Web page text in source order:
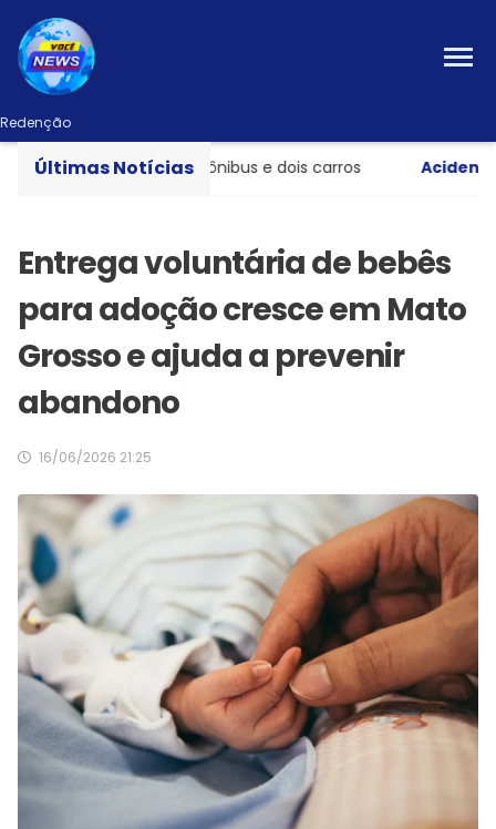
Redenção
Últimas Notícias
entre caminhão, ônibus e dois carros Acidente
Entrega voluntária de bebês
para adoção cresce em Mato
Grosso e ajuda a prevenir
abandono
16/06/2026 21:25